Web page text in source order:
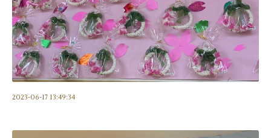
2023-06-17 13:49:34